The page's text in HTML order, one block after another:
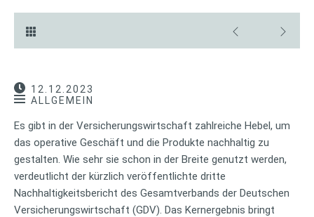
12.12.2023
ALLGEMEIN
Es gibt in der Versicherungswirtschaft zahlreiche Hebel, um
das operative Geschäft und die Produkte nachhaltig zu
gestalten. Wie sehr sie schon in der Breite genutzt werden,
verdeutlicht der kürzlich veröffentlichte dritte
Nachhaltigkeitsbericht des Gesamtverbands der Deutschen
Versicherungswirtschaft (GDV). Das Kernergebnis bringt